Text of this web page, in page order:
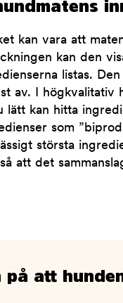
kan vara att
kan den
listas.
av. I
lätt kan hitta
som
största
att det
på att